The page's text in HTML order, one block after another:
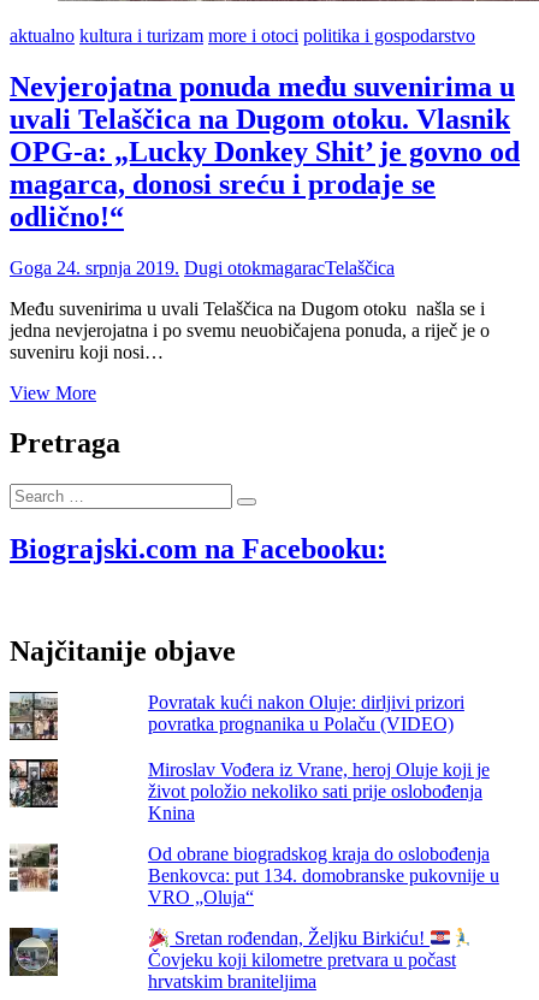
aktualno kultura i turizam more i otoci politika i gospodarstvo
Nevjerojatna ponuda među suvenirima u
uvali Telaščica na Dugom otoku. Vlasnik
OPG-a: „Lucky Donkey Shit’ je govno od
magarca, donosi sreću i prodaje se
odlično!“
Goga 24. srpnja 2019. Dugi otokmagaracTelaščica
Među suvenirima u uvali Telaščica na Dugom otoku našla se i
jedna nevjerojatna i po svemu neuobičajena ponuda, a riječ je o
suveniru koji nosi…
View MoreNevjerojatna
među
suvenirima
na
Dugom
a:
„Lucky
Donkey
magarca,
prodaje
odlično!“
Pretraga
Search
…
Biograjski.com na Facebooku:
Najčitanije objave
Povratak kući nakon Oluje: dirljivi prizori
povratka prognanika u Polaču (VIDEO)
Miroslav Vođera iz Vrane, heroj Oluje koji je
život položio nekoliko sati prije oslobođenja
Knina
Od obrane biogradskog kraja do oslobođenja
Benkovca: put 134. domobranske pukovnije u
VRO „Oluja“
Sretan rođendan, Željku Birkiću!
Čovjeku koji kilometre pretvara u počast
hrvatskim braniteljima